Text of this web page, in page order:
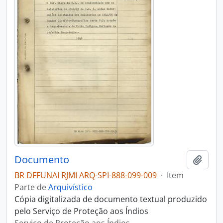
Documento
BR DFFUNAI RJMI ARQ-SPI-888-099-009 · Item
Parte deArquivístico
Cópia digitalizada de documento textual produzido
pelo Serviço de Proteção aos Índios